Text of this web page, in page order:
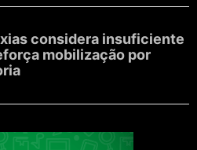
considera insuficiente
mobilização por